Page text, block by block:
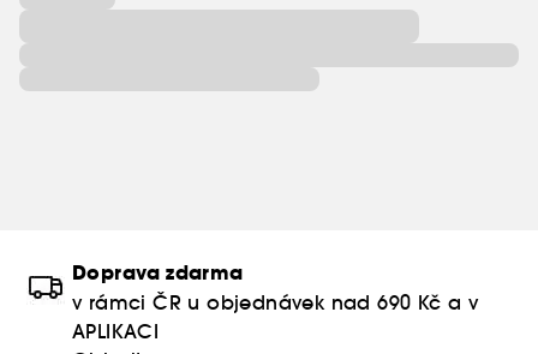
Doprava zdarma
v rámci ČR u objednávek nad 690 Kč a v
APLIKACI